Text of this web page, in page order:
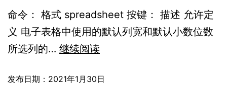
命令： 格式 spreadsheet 按键： 描述 允许定
义 电子表格中使用的默认列宽和默认小数位数
所选列的… 继续阅读
发布日期： 2021年1月30日